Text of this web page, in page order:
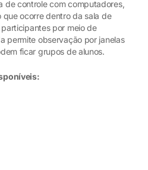
de controle com computadores,
ocorre dentro da sala de
por meio de
permite observação por janelas
ficar grupos de alunos.